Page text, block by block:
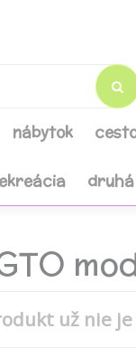
nábytok
už nie